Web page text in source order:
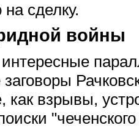
сделку.
войны
как взрывы,